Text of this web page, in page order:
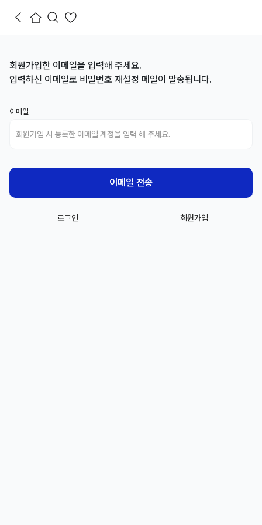
회원가입한 이메일을 입력해 주세요.
입력하신 이메일로 비밀번호 재설정 메일이 발송됩니다.
이메일
로그인 회원가입